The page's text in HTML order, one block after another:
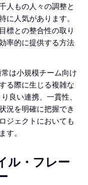
人もの人々の調整と
に人気があります。
標との整合性の取り
率的に提供する方法
は小規模チーム向け
る際に生じる複雑な
良い連携、一貫性、
況を明確に把握でき
ジェクトにおいても
す。
ル・フレー